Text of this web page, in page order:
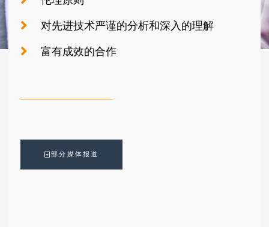
对先进技术严谨的分析和深入的理解
富有成效的合作
部分媒体报道